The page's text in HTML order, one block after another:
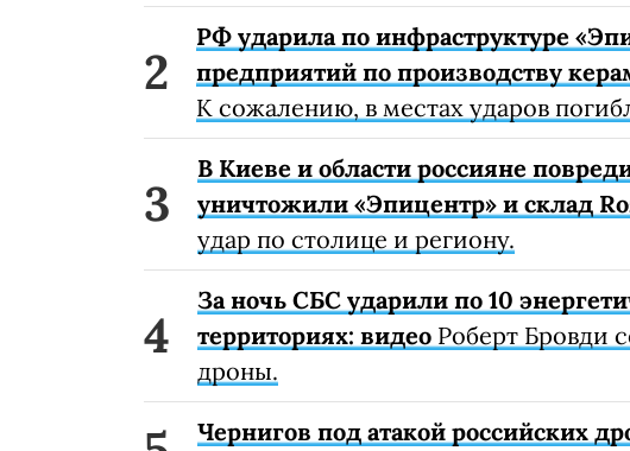
РФ ударила по инфраструктуре
предприятий по производству
К сожалению, в местах ударов
В Киеве и области россияне
уничтожили «Эпицентр» и склад
удар по столице и региону.
За ночь СБС ударили по 10
территориях: видео Роберт Бровди
дроны.
Чернигов под атакой российских